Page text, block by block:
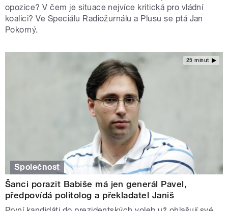
opozice? V čem je situace nejvíce kritická pro vládní
koalici? Ve Speciálu Radiožurnálu a Plusu se ptá Jan
Pokorný.
25 minut
Společnost
Šanci porazit Babiše má jen generál Pavel,
předpovídá politolog a překladatel Janiš